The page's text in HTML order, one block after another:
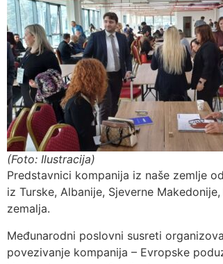
(Foto: Ilustracija)
Predstavnici kompanija iz naše zemlje
iz Turske, Albanije, Sjeverne
zemalja.
Međunarodni poslovni susreti
povezivanje kompanija – Evropske